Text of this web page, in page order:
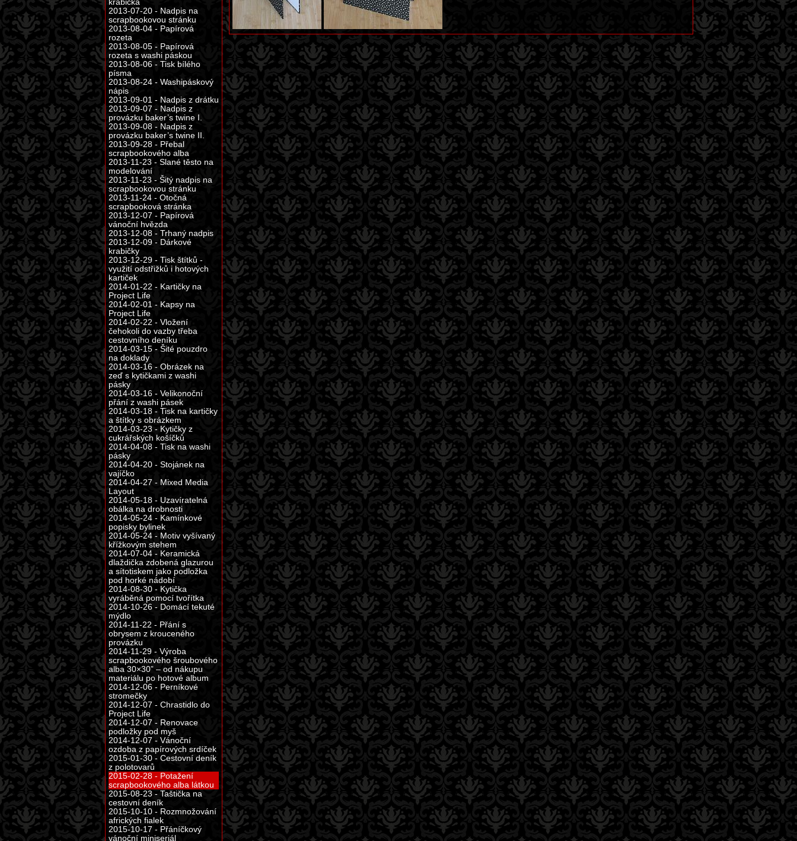
krabička
2013-07-20 - Nadpis na
scrapbookovou stránku
2013-08-04 - Papírová
rozeta
2013-08-05 - Papírová
rozeta s washi páskou
2013-08-06 - Tisk bílého
písma
2013-08-24 - Washipáskový
nápis
2013-09-01 - Nadpis z drátku
2013-09-07 - Nadpis z
provázku baker’s twine I.
2013-09-08 - Nadpis z
provázku baker’s twine II.
2013-09-28 - Přebal
scrapbookového alba
2013-11-23 - Slané těsto na
modelování
2013-11-23 - Šitý nadpis na
scrapbookovou stránku
2013-11-24 - Otočná
scrapbooková stránka
2013-12-07 - Papírová
vánoční hvězda
2013-12-08 - Trhaný nadpis
2013-12-09 - Dárkové
krabičky
2013-12-29 - Tisk štítků -
využití odstřižků i hotových
kartiček
2014-01-22 - Kartičky na
Project Life
2014-02-01 - Kapsy na
Project Life
2014-02-22 - Vložení
čehokoli do vazby třeba
cestovního deníku
2014-03-15 - Šité pouzdro
na doklady
2014-03-16 - Obrázek na
zeď s kytičkami z washi
pásky
2014-03-16 - Velikonoční
přání z washi pásek
2014-03-18 - Tisk na kartičky
a štítky s obrázkem
2014-03-23 - Kytičky z
cukrářských košíčků
2014-04-08 - Tisk na washi
pásky
2014-04-20 - Stojánek na
vajíčko
2014-04-27 - Mixed Media
Layout
2014-05-18 - Uzavíratelná
obálka na drobnosti
2014-05-24 - Kamínkové
popisky bylinek
2014-05-24 - Motiv vyšívaný
křížkovým stehem
2014-07-04 - Keramická
dlaždička zdobená glazurou
a sítotiskem jako podložka
pod horké nádobí
2014-08-30 - Kytička
vyráběná pomocí tvořítka
2014-10-26 - Domácí tekuté
mýdlo
2014-11-22 - Přání s
obrysem z krouceného
provázku
2014-11-29 - Výroba
scrapbookového šroubového
alba 30×30” – od nákupu
materiálu po hotové album
2014-12-06 - Perníkové
stromečky
2014-12-07 - Chrastidlo do
Project Life
2014-12-07 - Renovace
podložky pod myš
2014-12-07 - Vánoční
ozdoba z papírových srdíček
2015-01-30 - Cestovní deník
z polotovarů
2015-02-28 - Potažení
scrapbookového alba látkou
2015-08-23 - Taštička na
cestovní deník
2015-10-10 - Rozmnožování
afrických fialek
2015-10-17 - Přáníčkový
vánoční miniseriál